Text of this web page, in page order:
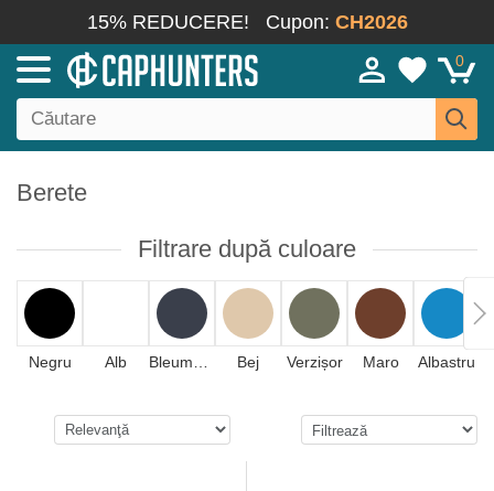
15% REDUCERE! Cupon: CH2026
0
Berete
Filtrare după culoare
Negru Alb Bej Verzișor Maro Albastru